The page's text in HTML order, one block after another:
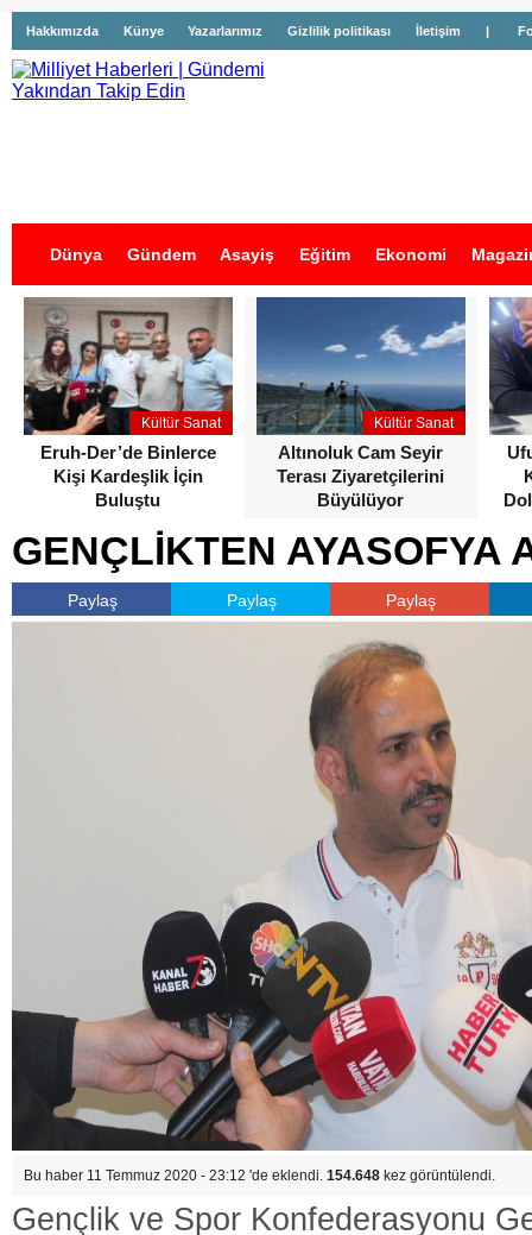
Hakkımızda Künye Yazarlarımız Gizlilik politikası İletişim |
Dünya Gündem Asayiş Eğitim Ekonomi
İş İlanları
Kültür Sanat
Eruh-Der’de Binlerce
Kişi Kardeşlik İçin
Buluştu
Kültür Sanat
Altınoluk Cam Seyir
Terası Ziyaretçilerini
Büyülüyor
GENÇLİKTEN AYASOFYA
Paylaş Paylaş Paylaş
Bu haber 11 Temmuz 2020 - 23:12 'de eklendi. 154.648 kez görüntülendi.
Gençlik ve Spor Konfederasyonu